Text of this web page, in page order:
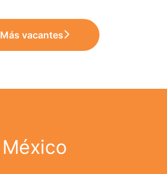
Más vacantes
México